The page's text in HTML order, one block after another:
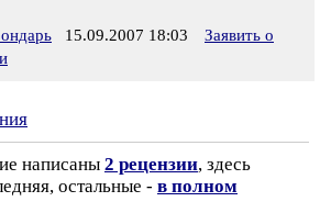
15.09.2007 18:03
Заявить о
написаны 2 рецензии, здесь
остальные - в полном